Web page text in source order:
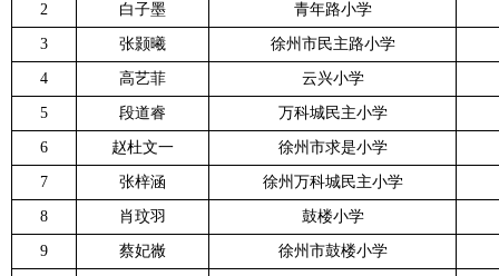
2 白子墨 青年路小学
3 张颢曦 徐州市民主路小学
4 高艺菲 云兴小学
5 段道睿 万科城民主小学
6 赵杜文一 徐州市求是小学
7 张梓涵 徐州万科城民主小学
8 肖玟羽 鼓楼小学
9 蔡妃嶶 徐州市鼓楼小学